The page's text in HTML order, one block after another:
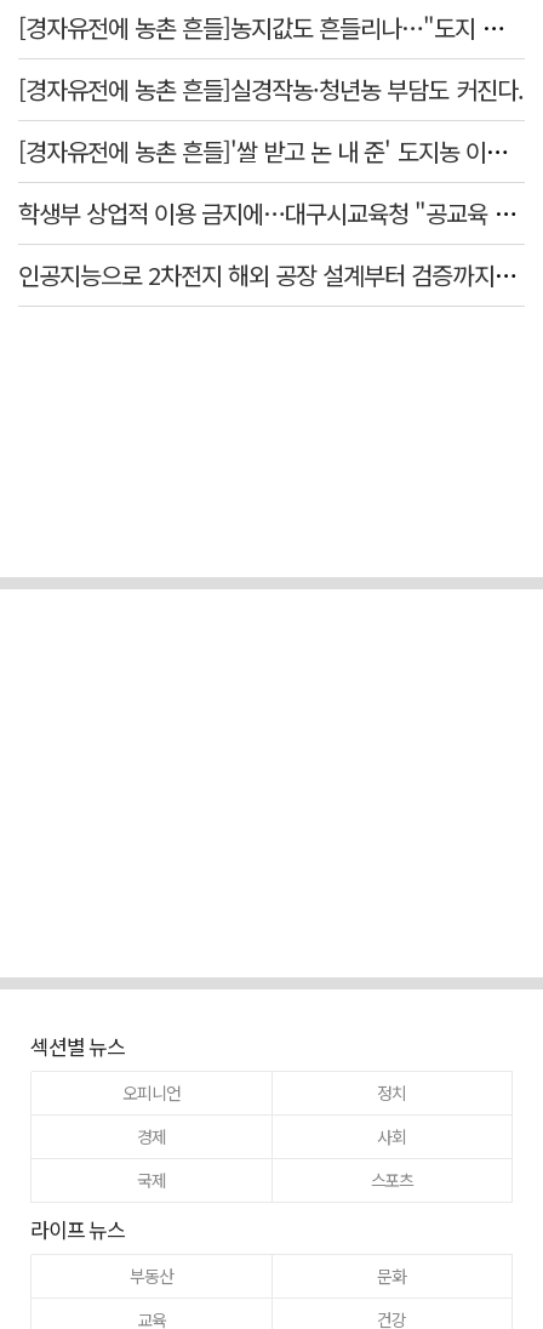
[경자유전에 농촌 흔들]농지값도 흔들리나…"도지 막히면 헐값 매물 나올 수도"
[경자유전에 농촌 흔들]실경작농·청년농 부담도 커진다.
[경자유전에 농촌 흔들]'쌀 받고 논 내 준' 도지농 이제 어쩌나?
학생부 상업적 이용 금지에…대구시교육청 "공교육 대입 상담 강화"
인공지능으로 2차전지 해외 공장 설계부터 검증까지…경북도·포항시 플랫폼 개발 착수
섹션별 뉴스
오피니언
정치
경제
사회
국제
스포츠
라이프 뉴스
부동산
문화
교육
건강